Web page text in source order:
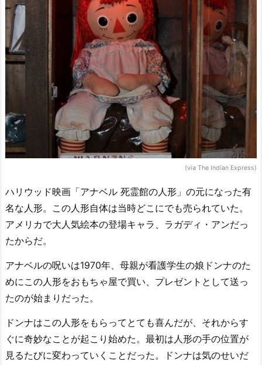
(via The Indian Express)
ハリウッド映画「アナベル 死霊館の人形」の元になった有
名な人形。この人形自体は当時どこにでも売られていた。
アメリカで大人気絵本の登場キャラ、ラガディ・アンだっ
たからだ。
アナベルの呪いは1970年、母親が看護学生の娘ドンナのた
めにこの人形をおもちゃ屋で買い、プレゼントとして送っ
たのが始まりだった。
ドンナはこの人形をもらってとても喜んだが、それからす
ぐに奇妙なことが起こり始めた。最初は人形の手の位置が
見るたびに変わっていくことだった。ドンナは気のせいだ